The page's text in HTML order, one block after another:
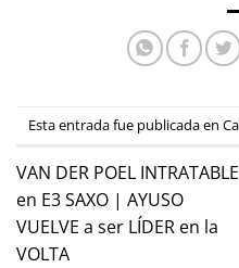
Esta entrada fue publicada en
VAN DER POEL INTRATABLE
en E3 SAXO | AYUSO
VUELVE a ser LÍDER en la
VOLTA